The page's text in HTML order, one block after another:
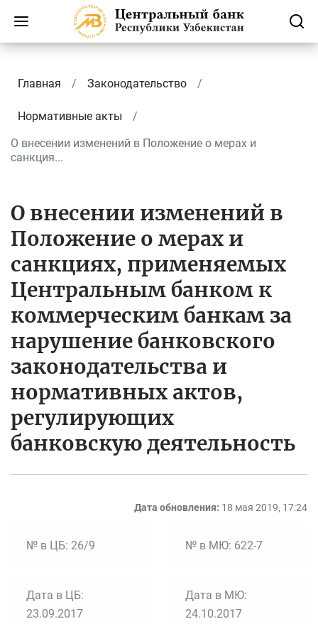
Главная Законодательство
Нормативные акты
О внесении изменений в Положение о мерах и
санкция...
О внесении изменений в
Положение о мерах и
санкциях, применяемых
Центральным банком к
коммерческим банкам за
нарушение банковского
законодательства и
нормативных актов,
регулирующих
банковскую деятельность
Дата обновления: 18 мая 2019, 17:24
№ в ЦБ: 26/9 № в МЮ: 622-7
Дата в ЦБ:
23.09.2017
Дата в МЮ:
24.10.2017